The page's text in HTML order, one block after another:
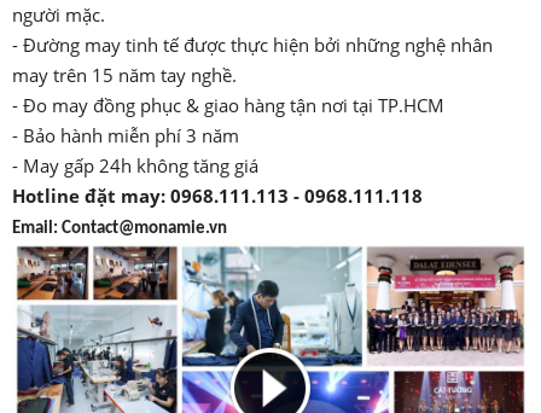
người mặc.
- Đường may tinh tế được thực hiện bởi những nghệ nhân
may trên 15 năm tay nghề.
- Đo may đồng phục & giao hàng tận nơi tại TP.HCM
- Bảo hành miễn phí 3 năm
- May gấp 24h không tăng giá
Hotline đặt may: 0968.111.113 - 0968.111.118
Email: Contact@monamie.vn